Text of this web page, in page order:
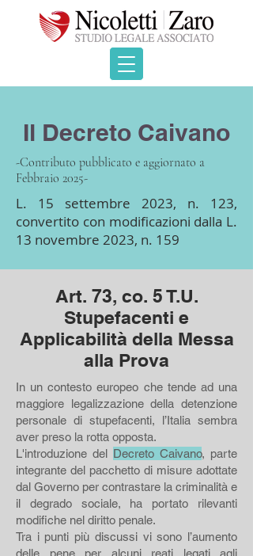
Il Decreto Caivano
-Contributo pubblicato e aggiornato a
Febbraio 2025-
L. 15 settembre 2023, n. 123,
convertito con modificazioni dalla L.
13 novembre 2023, n. 159
Art. 73, co. 5 T.U.
Stupefacenti e
Applicabilità della Messa
alla Prova
In un contesto europeo che tende ad una
maggiore legalizzazione della detenzione
personale di stupefacenti, l’Italia sembra
aver preso la rotta opposta.
L'introduzione del Decreto Caivano, parte
integrante del pacchetto di misure adottate
dal Governo per contrastare la criminalità e
il degrado sociale, ha portato rilevanti
modifiche nel diritto penale.
Tra i punti più discussi vi sono l’aumento
delle pene per alcuni reati legati agli